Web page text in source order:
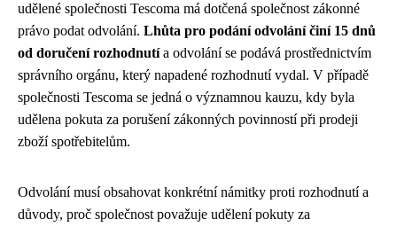
udělené společnosti Tescoma má dotčená společnost zákonné
právo podat odvolání. Lhůta pro podání odvolání činí 15 dnů
od doručení rozhodnutía odvolání se podává prostřednictvím
správního orgánu, který napadené rozhodnutí vydal. V případě
společnosti Tescoma se jedná o významnou kauzu, kdy byla
udělena pokuta za porušení zákonných povinností při prodeji
zboží spotřebitelům.
Odvolání musí obsahovat konkrétní námitky proti rozhodnutí a
důvody, proč společnost považuje udělení pokuty za